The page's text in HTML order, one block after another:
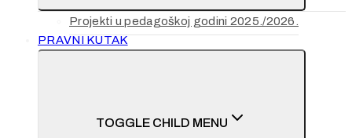
Projekti u pedagoškoj godini 2025./2026.
PRAVNI KUTAK
TOGGLE CHILD MENU